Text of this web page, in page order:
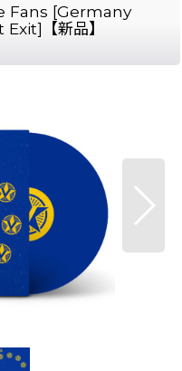
Fans [Germany
【新品】